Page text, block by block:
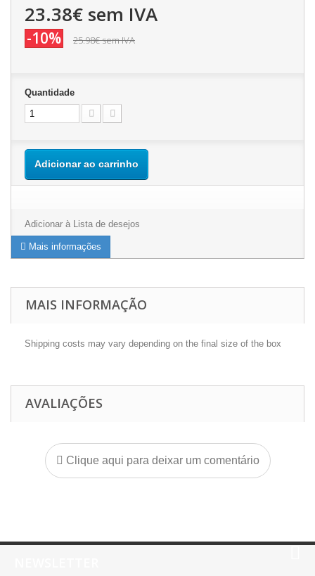
23.38€ sem IVA
-10% 25.98€sem IVA
Quantidade
Adicionar ao carrinho
Adicionar à Lista de desejos
Mais informações
MAIS INFORMAÇÃO
Shipping costs may vary depending on the final size of the box
AVALIAÇÕES
Clique aqui para deixar um comentário